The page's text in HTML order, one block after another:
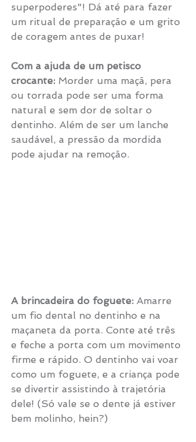
superpoderes"! Dá até para fazer
um ritual de preparação e um grito
de coragem antes de puxar!
Com a ajuda de um petisco
crocante: Morder uma maçã, pera
ou torrada pode ser uma forma
natural e sem dor de soltar o
dentinho. Além de ser um lanche
saudável, a pressão da mordida
pode ajudar na remoção.
A brincadeira do foguete: Amarre
um fio dental no dentinho e na
maçaneta da porta. Conte até três
e feche a porta com um movimento
firme e rápido. O dentinho vai voar
como um foguete, e a criança pode
se divertir assistindo à trajetória
dele! (Só vale se o dente já estiver
bem molinho, hein?)